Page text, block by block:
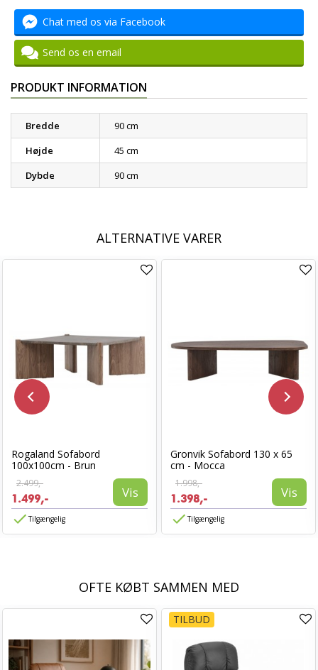
Chat med os via Facebook
Send os en email
PRODUKT INFORMATION
Bredde
90 cm
Højde
45 cm
Dybde
90 cm
ALTERNATIVE VARER
Rogaland Sofabord
100x100cm - Brun
2.499,-
1.499,- Vis
Tilgængelig
Gronvik Sofabord 130 x 65
cm - Mocca
1.998,-
1.398,- Vis
Tilgængelig
OFTE KØBT SAMMEN MED
TILBUD